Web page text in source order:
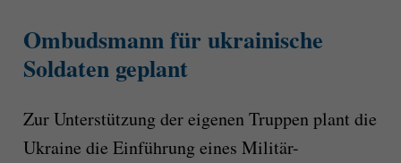
Ombudsmann für ukrainische
Soldaten geplant
Zur Unterstützung der eigenen Truppen plant die
Ukraine die Einführung eines Militär-